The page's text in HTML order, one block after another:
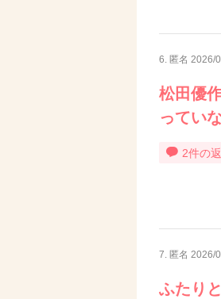
6. 匿名 2026/
松田優
ってい
2件の
7. 匿名 2026/
ふたり